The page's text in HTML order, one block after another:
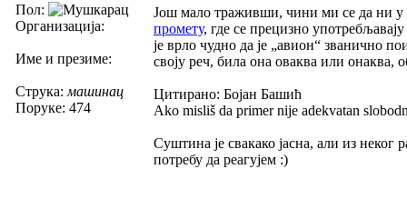
Пол:
Организација:
Име и презиме:
Струка: машинац
Поруке: 474
Још мало траживши, чини ми се да ни
промету, где се прецизно
је врло чудно да је „авион“ званично
своју реч, била она оваква или онаква,
Цитирано: Бојан Башић
Ako misliš da primer nije adekvatan
Суштина је свакако јасна, али из
потребу да реагујем :)